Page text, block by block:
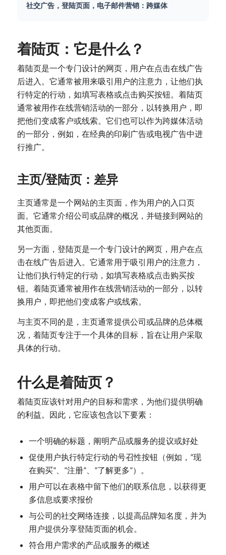
社交广告，登陆页面，电子邮件营销：跨媒体
着陆页：它是什么？
着陆页是一个专门设计的网页，用户在点击在线广告
后进入。它通常被用来吸引用户的注意力，让他们执
行特定的行动，如填写表格或点击购买按钮。着陆页
通常被用作在线营销活动的一部分，以转换用户，即
把他们变成客户或线索。它们也可以作为跨媒体活动
的一部分，例如，在经典的印刷广告或电视广告中进
行推广。
主页/登陆页：差异
主页通常是一个网站的主页面，作为用户的入口页
面。它通常介绍公司或品牌的概况，并链接到网站的
其他页面。
另一方面，登陆页是一个专门设计的网页，用户在点
击在线广告后进入。它通常用于吸引用户的注意力，
让他们执行特定的行动，如填写表格或点击购买按
钮。着陆页通常被用作在线营销活动的一部分，以转
换用户，即把他们变成客户或线索。
与主页不同的是，主页通常提供公司或品牌的总体概
况，着陆页专注于一个具体的目标，旨在让用户采取
具体的行动。
什么是着陆页？
着陆页应该针对用户的目标和需求，为他们提供明确
的利益。因此，它应该包含以下要素：
一个明确的标题，阐明产品或服务的提议或好处
促使用户执行特定行动的号召性按钮（例如，”现
在购买”、”注册”、”了解更多”）。
用户可以在表格中留下他们的联系信息，以获得更
多信息或要求报价
与公司的社交网络连接，以提高品牌知名度，并为
用户提供分享登陆页面的机会。
符合用户需求的产品或服务的概述